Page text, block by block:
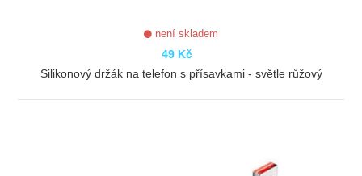
není skladem
49 Kč
Silikonový držák na telefon s přísavkami - světle růžový